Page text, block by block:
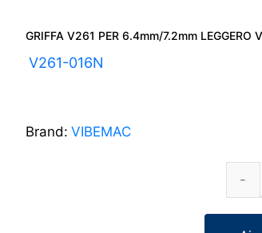
GRIFFA V261 PER 6.4mm/7.2mm LEGGERO
V261-016N
Brand: VIBEMAC